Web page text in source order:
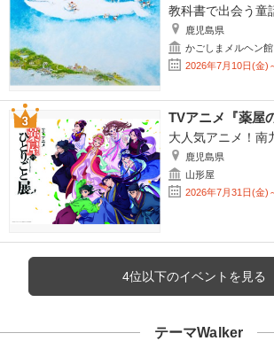
教科書で出会う童
鹿児島県
かごしまメルヘン
2026年7月10日(金)
TVアニメ『薬屋
大人気アニメ！南
鹿児島県
山形屋
2026年7月31日(金)
4位以下のイベントを見る
テーマWalker